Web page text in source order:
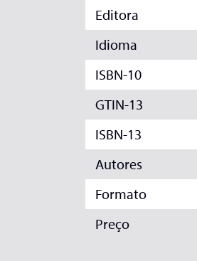
Editora
Idioma
ISBN-10
GTIN-13
ISBN-13
Autores
Formato
Preço